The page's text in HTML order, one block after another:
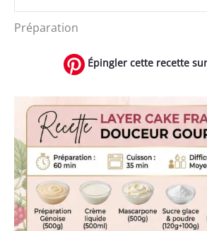
Préparation
Épingler cette recette